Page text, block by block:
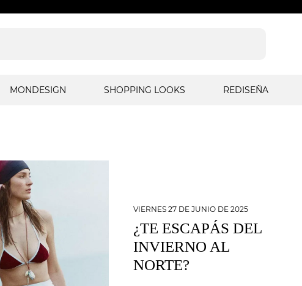
MONDESIGN SHOPPING LOOKS REDISEÑA
VIERNES 27 DE JUNIO DE 2025
¿TE ESCAPÁS DEL
INVIERNO AL
NORTE?